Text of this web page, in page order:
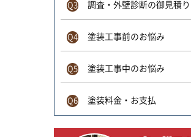
Q3 調査・外壁診断の御見積り
Q4 塗装工事前のお悩み
Q5 塗装工事中のお悩み
Q6 塗装料金・お支払